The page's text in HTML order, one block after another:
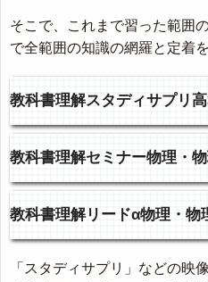
そこで、これまで習った範囲
で全範囲の知識の網羅と定着
教科書理解スタディサプリ
教科書理解セミナー物理・
教科書理解リードα物理・物
「スタディサプリ」などの映